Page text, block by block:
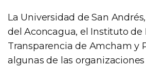
La Universidad de San
del Aconcagua, el Instituto de
Transparencia de Amcham y
algunas de las